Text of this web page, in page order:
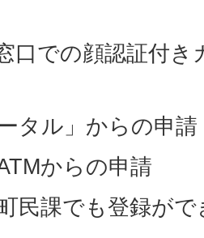
口での顔認証付
タル」からの申請
からの申請
民課でも登録がで